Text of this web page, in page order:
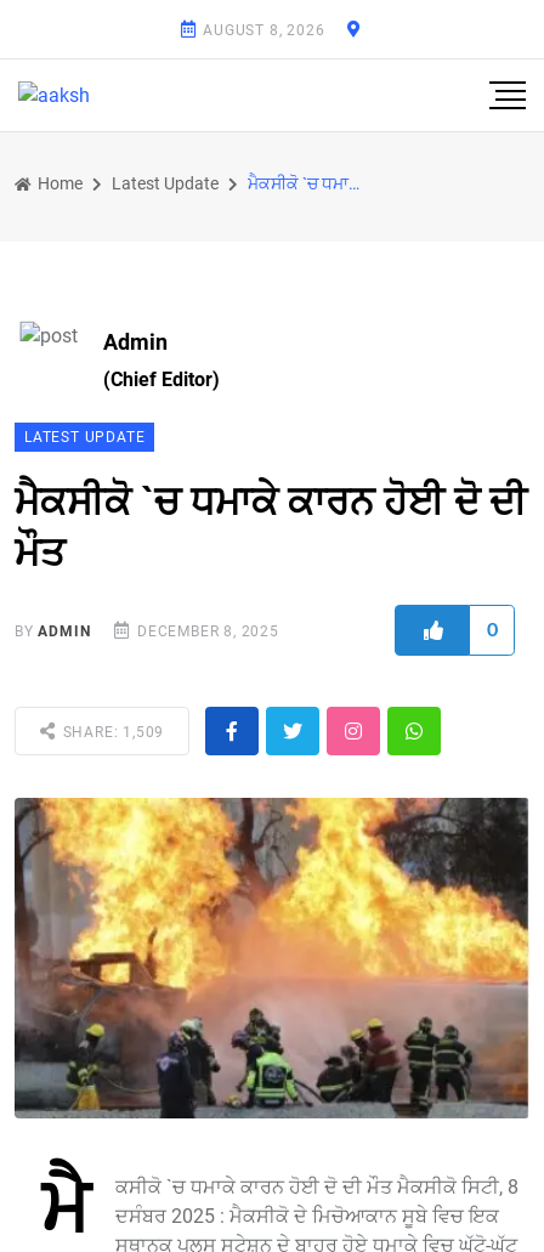
AUGUST 8, 2026
Home Latest Update ਮੈਕਸੀਕੋ `ਚ ਧਮਾਕੇ ਕਾਰਨ ਹੋਈ ਦੋ ਦੀ ਮੌਤ
Admin
(Chief Editor)
LATEST UPDATE
ਮੈਕਸੀਕੋ `ਚ ਧਮਾਕੇ ਕਾਰਨ ਹੋਈ ਦੋ ਦੀ
ਮੌਤ
BYADMIN DECEMBER 8, 2025 0
SHARE: 1,509
ਮੈ
ਕਸੀਕੋ `ਚ ਧਮਾਕੇ ਕਾਰਨ ਹੋਈ ਦੋ ਦੀ ਮੌਤ ਮੈਕਸੀਕੋ ਸਿਟੀ, 8
ਦਸੰਬਰ 2025 : ਮੈਕਸੀਕੋ ਦੇ ਮਿਚੋਆਕਾਨ ਸੂਬੇ ਵਿਚ ਇਕ
ਸਥਾਨਕ ਪੁਲਸ ਸਟੇਸ਼ਨ ਦੇ ਬਾਹਰ ਹੋਏ ਧਮਾਕੇ ਵਿਚ ਘੱਟੋ-ਘੱਟ